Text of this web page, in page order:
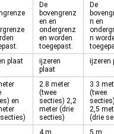
De
bovengrenz
en en
ondergrenz
en worden
toegepast.
De
n en
n
plaat
ijzeren
plaat
ijzeren
en
2.8 meter
(twee
secties) 2,2
meter (drie
secties)
3.3
(twee
2,5
(drie